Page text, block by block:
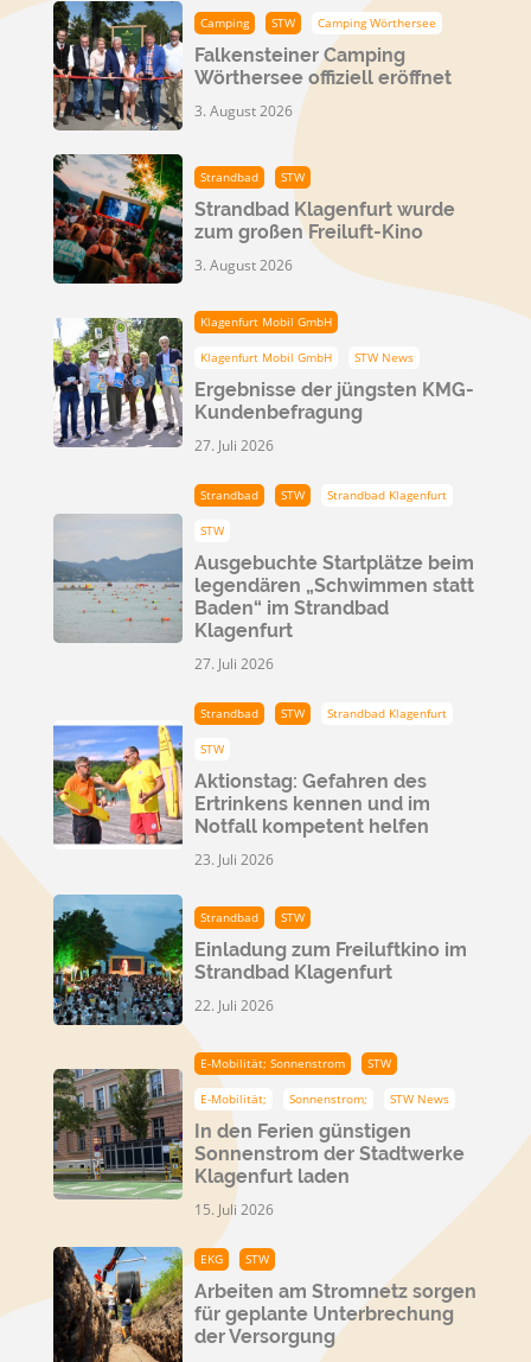
Camping STW Camping Wörthersee
Falkensteiner Camping
Wörthersee offiziell eröffnet
3. August 2026
Strandbad STW
Strandbad Klagenfurt wurde
zum großen Freiluft-Kino
3. August 2026
Klagenfurt Mobil GmbH
Klagenfurt Mobil GmbH STW News
Ergebnisse der jüngsten KMG-
Kundenbefragung
27. Juli 2026
Strandbad STW Strandbad Klagenfurt
STW
Ausgebuchte Startplätze beim
legendären „Schwimmen statt
Baden“ im Strandbad
Klagenfurt
27. Juli 2026
Strandbad STW Strandbad Klagenfurt
STW
Aktionstag: Gefahren des
Ertrinkens kennen und im
Notfall kompetent helfen
23. Juli 2026
Strandbad STW
Einladung zum Freiluftkino im
Strandbad Klagenfurt
22. Juli 2026
E-Mobilität; Sonnenstrom STW
E-Mobilität; Sonnenstrom; STW News
In den Ferien günstigen
Sonnenstrom der Stadtwerke
Klagenfurt laden
15. Juli 2026
EKG STW
Arbeiten am Stromnetz sorgen
für geplante Unterbrechung
der Versorgung